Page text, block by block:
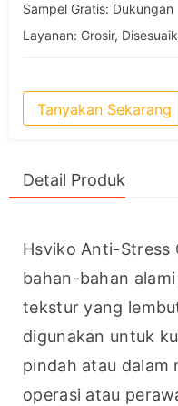
Sampel Gratis: Dukungan
Layanan: Grosir,
Tanyakan Sekarang
Detail Produk
Hsviko Anti-Stress
bahan-bahan
tekstur yang
digunakan untuk
pindah atau dalam
operasi atau